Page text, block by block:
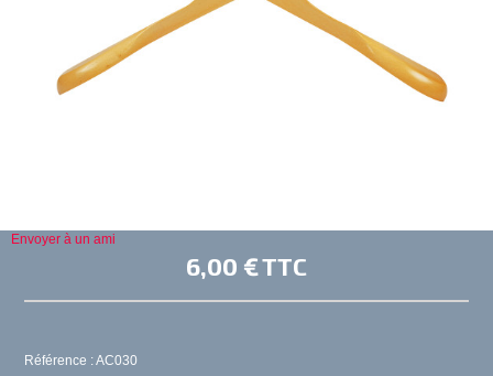
Envoyer à un ami
6,00 €TTC
Référence : AC030